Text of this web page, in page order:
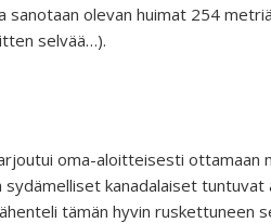
olevan huimat 254
selvää…).
oma-aloitteisesti ottamaan
kanadalaiset tuntuvat
tämän hyvin ruskettuneen